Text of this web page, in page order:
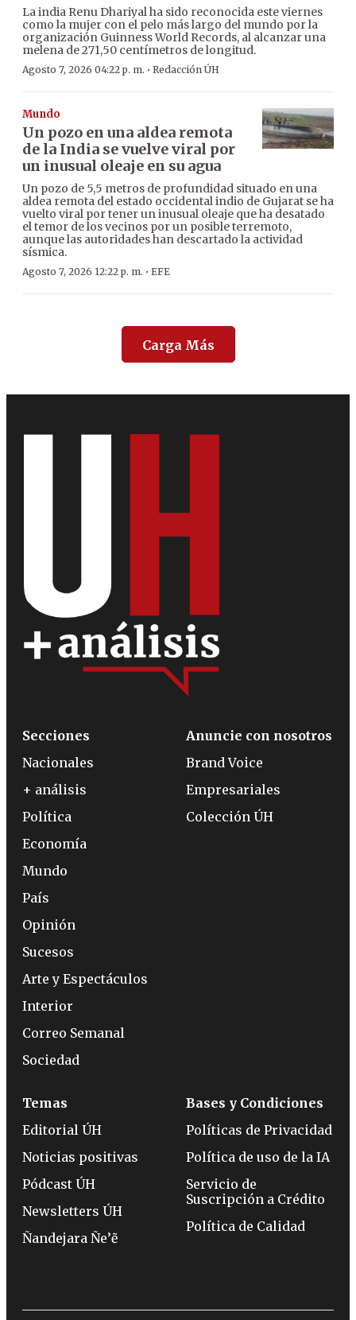
La india Renu Dhariyal ha sido reconocida este viernes
como la mujer con el pelo más largo del mundo por la
organización Guinness World Records, al alcanzar una
melena de 271,50 centímetros de longitud.
Agosto 7, 2026 04:22 p. m. · Redacción ÚH
Mundo
Un pozo en una aldea remota
de la India se vuelve viral por
un inusual oleaje en su agua
Un pozo de 5,5 metros de profundidad situado en una
aldea remota del estado occidental indio de Gujarat se ha
vuelto viral por tener un inusual oleaje que ha desatado
el temor de los vecinos por un posible terremoto,
aunque las autoridades han descartado la actividad
sísmica.
Agosto 7, 2026 12:22 p. m. · EFE
Carga Más
Secciones
Nacionales
+ análisis
Política
Economía
Mundo
País
Opinión
Sucesos
Arte y Espectáculos
Interior
Correo Semanal
Sociedad
Anuncie con nosotros
Brand Voice
Empresariales
Colección ÚH
Temas
Editorial ÚH
Noticias positivas
Pódcast ÚH
Newsletters ÚH
Ñandejara Ñe’ẽ
Bases y Condiciones
Políticas de Privacidad
Política de uso de la IA
Servicio de
Suscripción a Crédito
Política de Calidad